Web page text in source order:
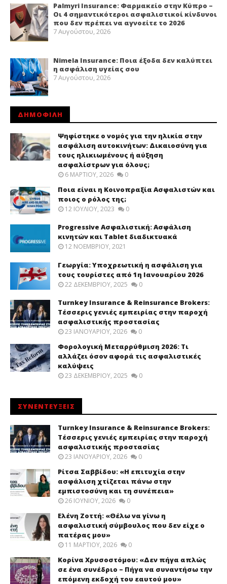
Palmyri Insurance: Φαρμακείο στην Κύπρο –
Οι 4 σημαντικότεροι ασφαλιστικοί κίνδυνοι
που δεν πρέπει να αγνοείτε το 2026
7 Αυγούστου, 2026
Nimela Insurance: Ποια έξοδα δεν καλύπτει
η ασφάλιση υγείας σου
7 Αυγούστου, 2026
ΔΗΜΟΦΙΛΗ
Ψηφίστηκε ο νομός για την ηλικία στην
ασφάλιση αυτοκινήτων: Δικαιοσύνη για
τους ηλικιωμένους ή αύξηση
ασφαλίστρων για όλους;
6 ΜΑΡΤΊΟΥ, 2026 0
Ποια είναι η Κοινοπραξία Ασφαλιστών και
ποιος ο ρόλος της;
12 ΙΟΥΛΊΟΥ, 2023 0
Progressive Ασφαλιστική: Ασφάλιση
κινητών και Tablet διαδικτυακά
12 ΝΟΕΜΒΡΊΟΥ, 2021
Γεωργία: Υποχρεωτική η ασφάλιση για
τους τουρίστες από 1η Ιανουαρίου 2026
22 ΔΕΚΕΜΒΡΊΟΥ, 2025 0
Turnkey Insurance & Reinsurance Brokers:
Τέσσερις γενιές εμπειρίας στην παροχή
ασφαλιστικής προστασίας
23 ΙΑΝΟΥΑΡΊΟΥ, 2026 0
Φορολογική Μεταρρύθμιση 2026: Τι
αλλάζει όσον αφορά τις ασφαλιστικές
καλύψεις
23 ΔΕΚΕΜΒΡΊΟΥ, 2025 0
ΣΥΝΕΝΤΕΥΞΕΙΣ
Turnkey Insurance & Reinsurance Brokers:
Τέσσερις γενιές εμπειρίας στην παροχή
ασφαλιστικής προστασίας
23 ΙΑΝΟΥΑΡΊΟΥ, 2026 0
Ρίτσα Σαββίδου: «Η επιτυχία στην
ασφάλιση χτίζεται πάνω στην
εμπιστοσύνη και τη συνέπεια»
26 ΙΟΥΝΊΟΥ, 2026 0
Ελένη Ζοττή: «Θέλω να γίνω η
ασφαλιστική σύμβουλος που δεν είχε ο
πατέρας μου»
11 ΜΑΡΤΊΟΥ, 2026 0
Κορίνα Χρυσοστόμου: «Δεν πήγα απλώς
σε ένα συνέδριο – Πήγα να συναντήσω την
επόμενη εκδοχή του εαυτού μου»